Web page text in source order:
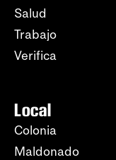
Salud
Trabajo
Verifica
Local
Colonia
Maldonado